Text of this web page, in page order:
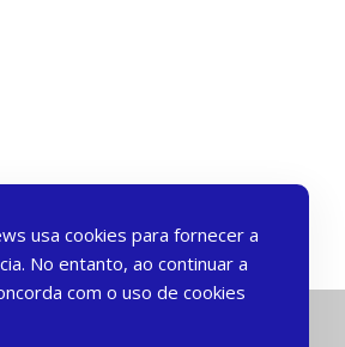
usa cookies para fornecer a
No entanto, ao continuar a
com o uso de cookies